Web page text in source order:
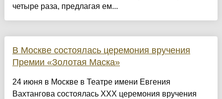
четыре раза, предлагая ем...
В Москве состоялась церемония вручения
Премии «Золотая Маска»
24 июня в Москве в Театре имени Евгения
Вахтангова состоялась XXX церемония вручения